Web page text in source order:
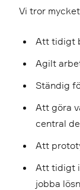
Vi tror
Att tidigt
Agilt
Ständig
Att göra
central
Att
Att tidigt
jobba